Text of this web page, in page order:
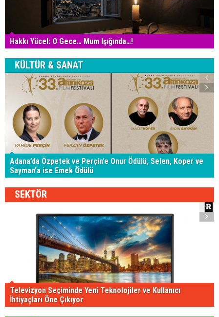
Hakkı Yücel: O Gece… Mum Işığında…!
KÜLTÜR & SANAT
Adana’da Özpetek ve Perçin’e Onur Ödülü, Selen, Koper ve
Sayman’a ise Emek Ödülü
SEKTÖR
Televizyon Seçiminde Yeni Teknolojiler ve Kullanıcı
İhtiyaçları Öne Çıkıyor